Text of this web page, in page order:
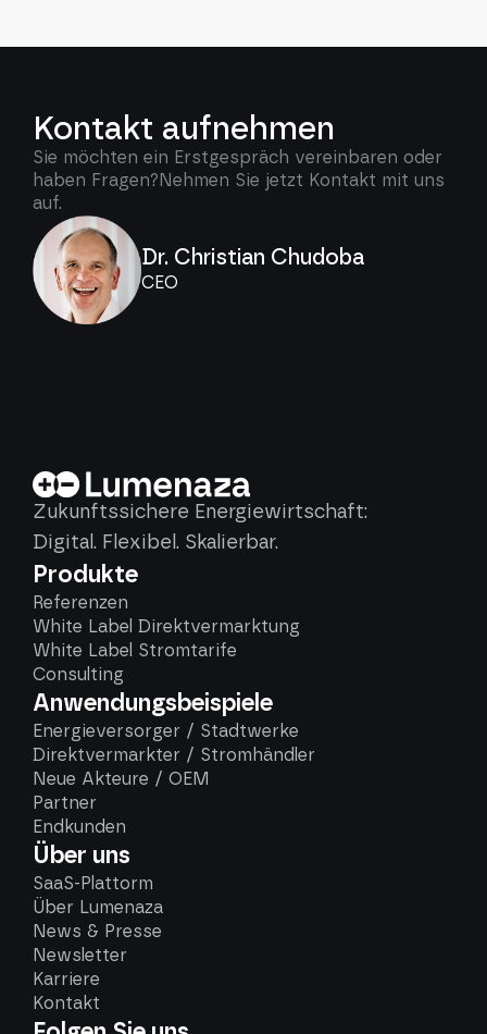
Kontakt aufnehmen
Sie möchten ein Erstgespräch vereinbaren oder
haben Fragen?Nehmen Sie jetzt Kontakt mit uns
auf.
Dr. Christian Chudoba
CEO
Zukunftssichere Energiewirtschaft:
Digital. Flexibel. Skalierbar.
Produkte
Referenzen
White Label Direktvermarktung
White Label Stromtarife
Consulting
Anwendungsbeispiele
Energieversorger / Stadtwerke
Direktvermarkter / Stromhändler
Neue Akteure / OEM
Partner
Endkunden
Über uns
SaaS-Plattorm
Über Lumenaza
News & Presse
Newsletter
Karriere
Kontakt